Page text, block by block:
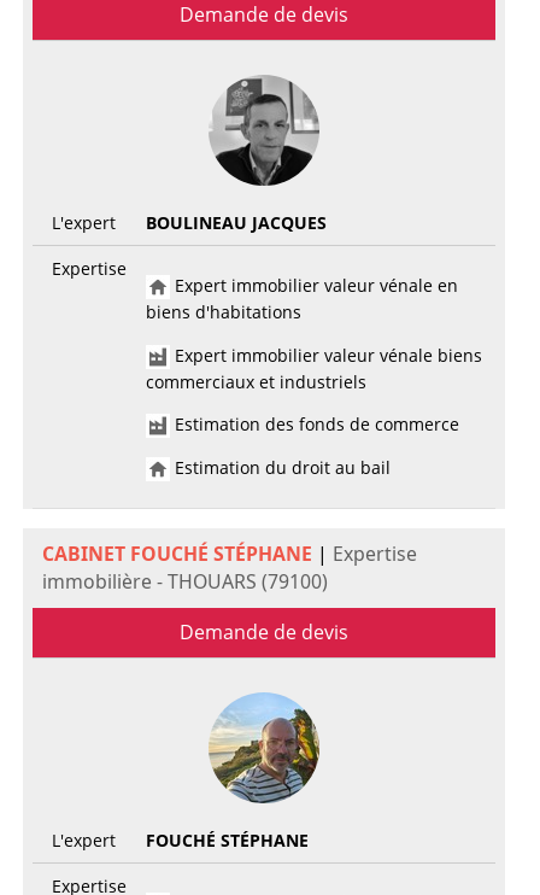
Demande de devis
L'expert
BOULINEAU JACQUES
Expertise
Expert immobilier valeur vénale en
biens d'habitations
Expert immobilier valeur vénale biens
commerciaux et industriels
Estimation des fonds de commerce
Estimation du droit au bail
CABINET FOUCHÉ STÉPHANE | Expertise
immobilière - THOUARS (79100)
Demande de devis
L'expert
FOUCHÉ STÉPHANE
Expertise